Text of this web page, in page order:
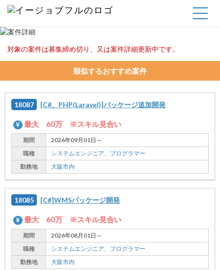
対象の案件は募集締め切り、又は案件詳細更新中です。
類似するおすすめ案件
18087 [C#、PHP(Laravel)]パッケージ追加開発
最大 60万 ※スキル見合い
期間
2026年09月01日～
職種
システムエンジニア、 プログラマー
勤務地
大阪市内
18085 [C#]WMSパッケージ開発
最大 60万 ※スキル見合い
期間
2026年08月01日～
職種
システムエンジニア、 プログラマー
勤務地
大阪市内